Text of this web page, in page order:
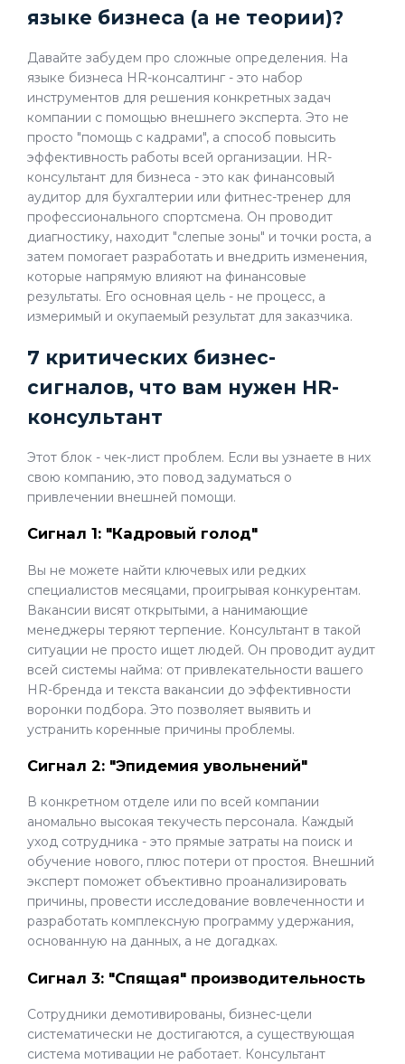
языке бизнеса (а не теории)?
Давайте забудем про сложные определения. На
языке бизнеса HR-консалтинг - это набор
инструментов для решения конкретных задач
компании с помощью внешнего эксперта. Это не
просто "помощь с кадрами", а способ повысить
эффективность работы всей организации. HR-
консультант для бизнеса - это как финансовый
аудитор для бухгалтерии или фитнес-тренер для
профессионального спортсмена. Он проводит
диагностику, находит "слепые зоны" и точки роста, а
затем помогает разработать и внедрить изменения,
которые напрямую влияют на финансовые
результаты. Его основная цель - не процесс, а
измеримый и окупаемый результат для заказчика.
7 критических бизнес-
сигналов, что вам нужен HR-
консультант
Этот блок - чек-лист проблем. Если вы узнаете в них
свою компанию, это повод задуматься о
привлечении внешней помощи.
Сигнал 1: "Кадровый голод"
Вы не можете найти ключевых или редких
специалистов месяцами, проигрывая конкурентам.
Вакансии висят открытыми, а нанимающие
менеджеры теряют терпение. Консультант в такой
ситуации не просто ищет людей. Он проводит аудит
всей системы найма: от привлекательности вашего
HR-бренда и текста вакансии до эффективности
воронки подбора. Это позволяет выявить и
устранить коренные причины проблемы.
Сигнал 2: "Эпидемия увольнений"
В конкретном отделе или по всей компании
аномально высокая текучесть персонала. Каждый
уход сотрудника - это прямые затраты на поиск и
обучение нового, плюс потери от простоя. Внешний
эксперт поможет объективно проанализировать
причины, провести исследование вовлеченности и
разработать комплексную программу удержания,
основанную на данных, а не догадках.
Сигнал 3: "Спящая" производительность
Сотрудники демотивированы, бизнес-цели
систематически не достигаются, а существующая
система мотивации не работает. Консультант